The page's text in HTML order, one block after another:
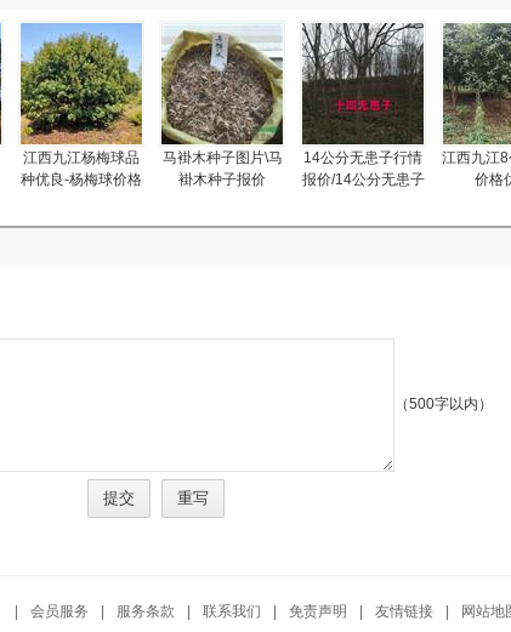
江西九江杨梅球品
种优良-杨梅球价格
马褂木种子图片\马
褂木种子报价
14公分无患子行情
报价/14公分无患子
江西九江
价格
（500字以内）
会员服务 服务条款 联系我们 免责声明 友情链接 网站地